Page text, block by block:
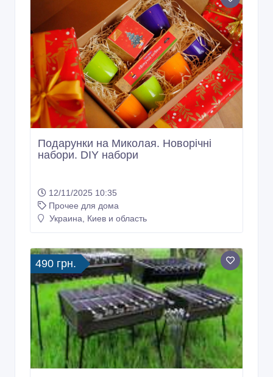
Подарунки на Миколая. Новорічні
набори. DIY набори
12/11/2025 10:35
Прочее для дома
Украина, Киев и область
490 грн.